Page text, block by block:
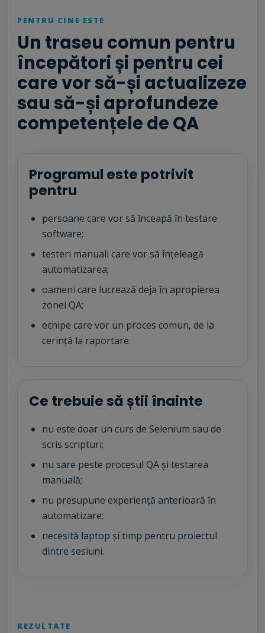
PENTRU CINE ESTE
Un traseu comun pentru
începători și pentru cei
care vor să-și actualizeze
sau să-și aprofundeze
competențele de QA
Programul este potrivit
pentru
persoane care vor să înceapă în testare
software;
testeri manuali care vor să înțeleagă
automatizarea;
oameni care lucrează deja în apropierea
zonei QA;
echipe care vor un proces comun, de la
cerință la raportare.
Ce trebuie să știi înainte
nu este doar un curs de Selenium sau de
scris scripturi;
nu sare peste procesul QA și testarea
manuală;
nu presupune experiență anterioară în
automatizare;
necesită laptop și timp pentru proiectul
dintre sesiuni.
REZULTATE